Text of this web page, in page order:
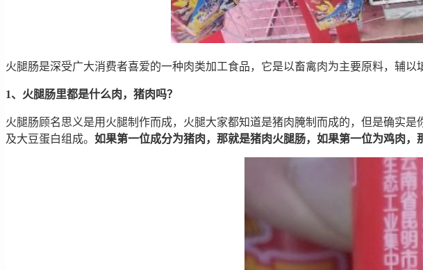
火腿肠是深受广大消费者喜爱的一种肉类加工食品，它是以畜禽肉为主要原料，辅
1、火腿肠里都是什么肉，猪肉吗？
火腿肠顾名思义是用火腿制作而成，火腿大家都知道是猪肉腌制而成的，但是确实
及大豆蛋白组成。 如果第一位成分为猪肉，那就是猪肉火腿肠，如果第一位为鸡肉，